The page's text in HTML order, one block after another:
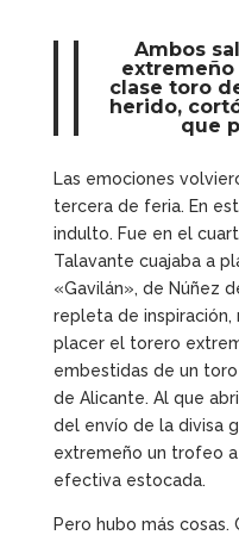
Ambos
clase toro
herido,
que
Las emociones
tercera de feria. En
indulto. Fue en el
Talavante cuajaba a
«Gavilán», de Núñez
repleta de
placer el torero
embestidas de un
de Alicante. Al que
del envío de la divisa
extremeño un trofeo
efectiva estocada.
Pero hubo más